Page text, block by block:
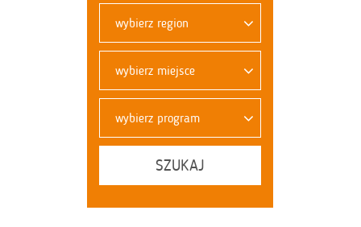
wybierz region
wybierz miejsce
wybierz program
SZUKAJ